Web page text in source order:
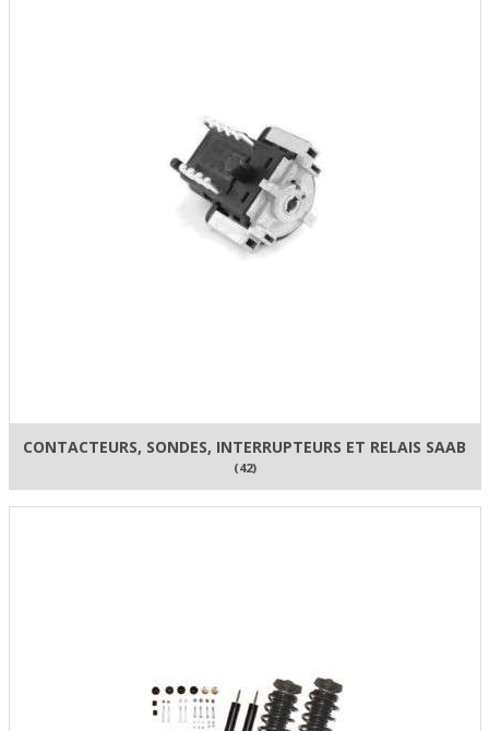
CONTACTEURS, SONDES, INTERRUPTEURS ET RELAIS SAAB
(42)